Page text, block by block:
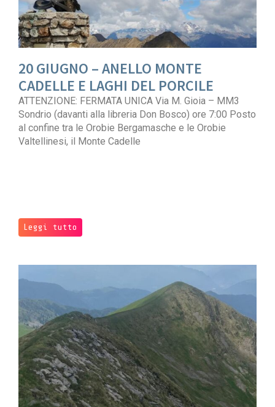
20 GIUGNO – ANELLO MONTE
CADELLE E LAGHI DEL PORCILE
ATTENZIONE: FERMATA UNICA Via M. Gioia – MM3
Sondrio (davanti alla libreria Don Bosco) ore 7:00 Posto
al confine tra le Orobie Bergamasche e le Orobie
Valtellinesi, il Monte Cadelle
Leggi tutto